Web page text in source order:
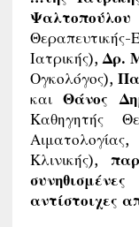
Ψαλτοπούλου
Θεραπευτικής-
Ιατρικής), Δρ.
Ογκολόγος),
και Θάνος
Καθηγητής
Κλινικής),
αντίστοιχες